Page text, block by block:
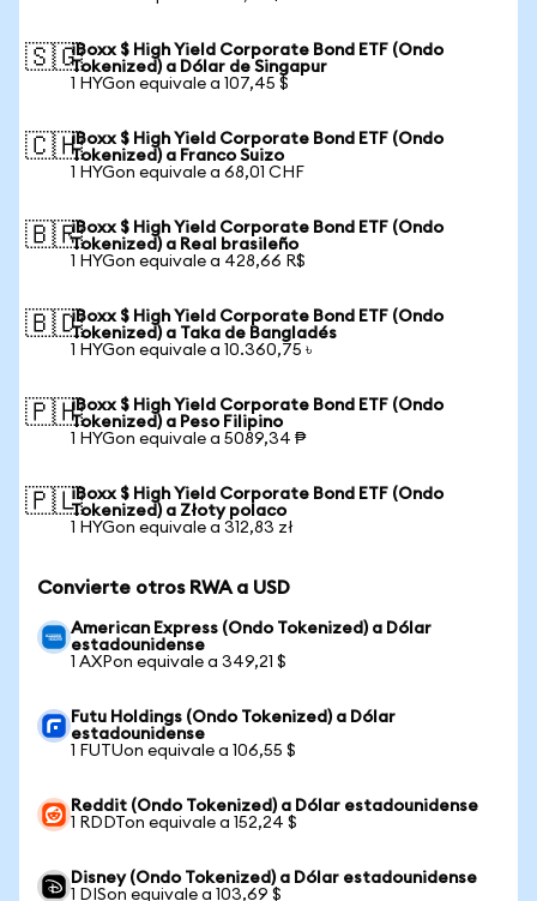
🇸🇬iBoxx $ High Yield Corporate Bond ETF (Ondo
Tokenized) a Dólar de Singapur
1 HYGon equivale a 107,45 $
🇨🇭iBoxx $ High Yield Corporate Bond ETF (Ondo
Tokenized) a Franco Suizo
1 HYGon equivale a 68,01 CHF
🇧🇷iBoxx $ High Yield Corporate Bond ETF (Ondo
Tokenized) a Real brasileño
1 HYGon equivale a 428,66 R$
🇧🇩iBoxx $ High Yield Corporate Bond ETF (Ondo
Tokenized) a Taka de Bangladés
1 HYGon equivale a 10.360,75 ৳
🇵🇭iBoxx $ High Yield Corporate Bond ETF (Ondo
Tokenized) a Peso Filipino
1 HYGon equivale a 5089,34 ₱
🇵🇱iBoxx $ High Yield Corporate Bond ETF (Ondo
Tokenized) a Złoty polaco
1 HYGon equivale a 312,83 zł
Convierte otros RWA a USD
American Express (Ondo Tokenized) a Dólar
estadounidense
1 AXPon equivale a 349,21 $
Futu Holdings (Ondo Tokenized) a Dólar
estadounidense
1 FUTUon equivale a 106,55 $
Reddit (Ondo Tokenized) a Dólar estadounidense
1 RDDTon equivale a 152,24 $
Disney (Ondo Tokenized) a Dólar estadounidense
1 DISon equivale a 103,69 $